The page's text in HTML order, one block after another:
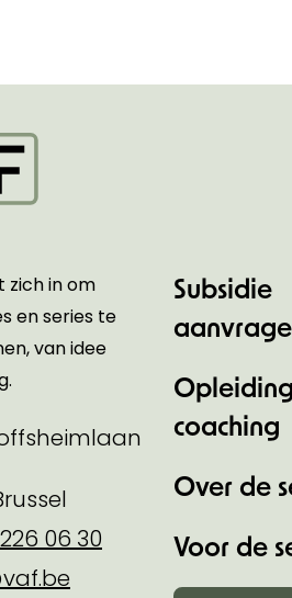
zich in om
en series te
van idee
06 30
Subsidie
coaching
Over de
Voor de